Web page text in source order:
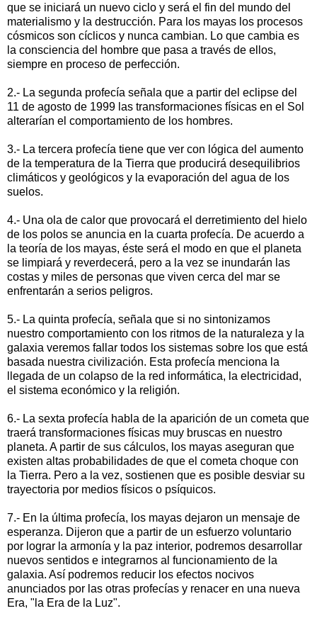
que se iniciará un nuevo ciclo y será el fin del mundo del
materialismo y la destrucción. Para los mayas los procesos
cósmicos son cíclicos y nunca cambian. Lo que cambia es
la consciencia del hombre que pasa a través de ellos,
siempre en proceso de perfección.
2.- La segunda profecía señala que a partir del eclipse del
11 de agosto de 1999 las transformaciones físicas en el Sol
alterarían el comportamiento de los hombres.
3.- La tercera profecía tiene que ver con lógica del aumento
de la temperatura de la Tierra que producirá desequilibrios
climáticos y geológicos y la evaporación del agua de los
suelos.
4.- Una ola de calor que provocará el derretimiento del hielo
de los polos se anuncia en la cuarta profecía. De acuerdo a
la teoría de los mayas, éste será el modo en que el planeta
se limpiará y reverdecerá, pero a la vez se inundarán las
costas y miles de personas que viven cerca del mar se
enfrentarán a serios peligros.
5.- La quinta profecía, señala que si no sintonizamos
nuestro comportamiento con los ritmos de la naturaleza y la
galaxia veremos fallar todos los sistemas sobre los que está
basada nuestra civilización. Esta profecía menciona la
llegada de un colapso de la red informática, la electricidad,
el sistema económico y la religión.
6.- La sexta profecía habla de la aparición de un cometa que
traerá transformaciones físicas muy bruscas en nuestro
planeta. A partir de sus cálculos, los mayas aseguran que
existen altas probabilidades de que el cometa choque con
la Tierra. Pero a la vez, sostienen que es posible desviar su
trayectoria por medios físicos o psíquicos.
7.- En la última profecía, los mayas dejaron un mensaje de
esperanza. Dijeron que a partir de un esfuerzo voluntario
por lograr la armonía y la paz interior, podremos desarrollar
nuevos sentidos e integrarnos al funcionamiento de la
galaxia. Así podremos reducir los efectos nocivos
anunciados por las otras profecías y renacer en una nueva
Era, "la Era de la Luz".